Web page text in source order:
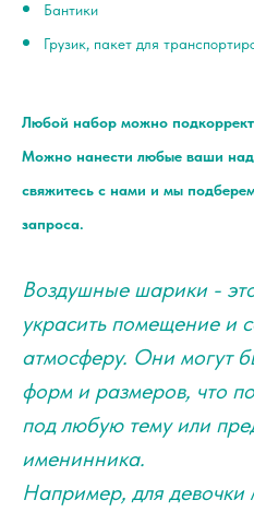
Бантики
Грузик, пакет для
Любой набор можно
Можно нанести любые ваши
свяжитесь с нами и мы
запроса.
Воздушные шарики -
украсить помещение и
атмосферу. Они могут
форм и размеров, что
под любую тему или
именинника.
Например, для